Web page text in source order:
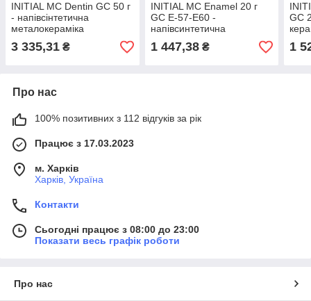
INITIAL MC Dentin GC 50 г
- напівсінтетична
металокераміка
3 335,31 ₴
INITIAL MC Enamel 20 г
GC E-57-Е60 -
напівсинтетична
металокераміка
1 447,38₴
GC
1
Про нас
100% позитивних з 112 відгуків за рік
Працює з 17.03.2023
м. Харків
Харків, Україна
Контакти
Сьогодні працює з 08:00 до 23:00
Показати весь графік роботи
Про нас